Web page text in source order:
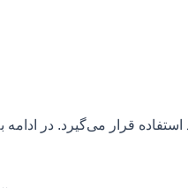
استفاده قرار می‌گیرد. در